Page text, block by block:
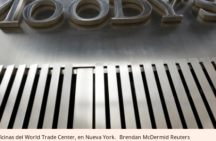
del World Trade Center, en Nueva York. Brendan McDermid Reuters